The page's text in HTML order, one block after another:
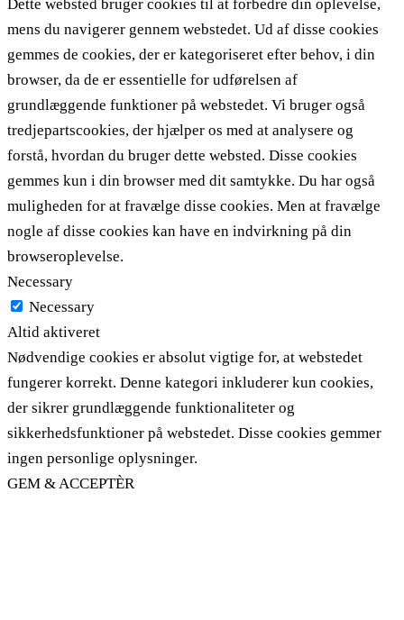
Dette websted bruger cookies til at forbedre din oplevelse,
mens du navigerer gennem webstedet. Ud af disse cookies
gemmes de cookies, der er kategoriseret efter behov, i din
browser, da de er essentielle for udførelsen af ​​
grundlæggende funktioner på webstedet. Vi bruger også
tredjepartscookies, der hjælper os med at analysere og
forstå, hvordan du bruger dette websted. Disse cookies
gemmes kun i din browser med dit samtykke. Du har også
muligheden for at fravælge disse cookies. Men at fravælge
nogle af disse cookies kan have en indvirkning på din
browseroplevelse.
Necessary
Necessary
Altid aktiveret
Nødvendige cookies er absolut vigtige for, at webstedet
fungerer korrekt. Denne kategori inkluderer kun cookies,
der sikrer grundlæggende funktionaliteter og
sikkerhedsfunktioner på webstedet. Disse cookies gemmer
ingen personlige oplysninger.
GEM & ACCEPTÈR